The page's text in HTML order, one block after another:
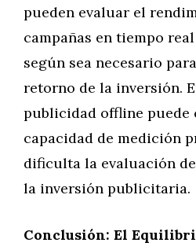
pueden evaluar el
campañas en tiempo
según sea necesario
retorno de la inversión.
publicidad offline puede
capacidad de medición
dificulta la evaluación
la inversión publicitaria.
Conclusión: El